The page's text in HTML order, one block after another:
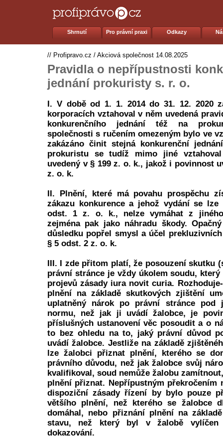
Shrnutí Pro právní praxi Odkazy
// Profipravo.cz / Akciová společnost 14.08.2025
Pravidla o nepřípustnosti
jednání prokuristy s. r. o.
I. V době od 1. 1. 2014 do 31. 12. 2020
korporacích vztahoval v něm uvedená
konkurenčního jednání též na
společnosti s ručením omezeným bylo ve
zakázáno činit stejná konkurenční
prokuristu se tudíž mimo jiné vztahoval
uvedený v § 199 z. o. k., jakož i povinnost
z. o. k.
II. Plnění, které má povahu prospěchu
zákazu konkurence a jehož vydání se
odst. 1 z. o. k., nelze vymáhat z
zejména pak jako náhradu škody.
důsledku popřel smysl a účel
§ 5 odst. 2 z. o. k.
III. I zde přitom platí, že posouzení skutku
právní stránce je vždy úkolem soudu,
projevů zásady iura novit curia.
plnění na základě skutkových zjištění
uplatněný nárok po právní stránce pod
normu, než jak ji uvádí žalobce, je
příslušných ustanovení věc posoudit a o
to bez ohledu na to, jaký právní důvod
uvádí žalobce. Jestliže na základě
lze žalobci přiznat plnění, kterého se
právního důvodu, než jak žalobce svůj
kvalifikoval, soud nemůže žalobu
plnění přiznat. Nepřípustným překročením
dispoziční zásady řízení by bylo pouze
většího plnění, než kterého se žalobce
domáhal, nebo přiznání plnění na
stavu, než který byl v žalobě vylíčen
dokazování.